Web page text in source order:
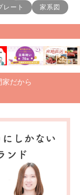
レート 家系図
だから